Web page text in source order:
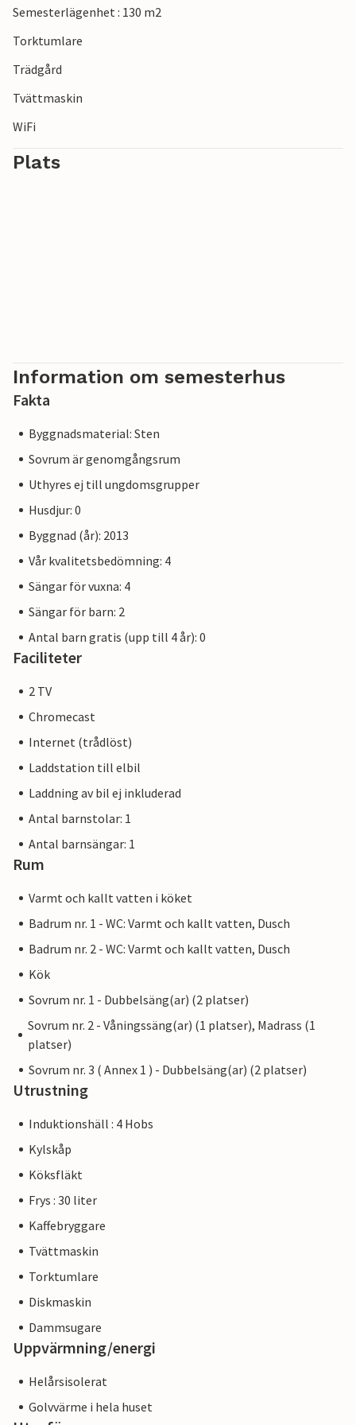
Semesterlägenhet : 130 m2
Torktumlare
Trädgård
Tvättmaskin
WiFi
Plats
Information om semesterhus
Fakta
Byggnadsmaterial: Sten
Sovrum är genomgångsrum
Uthyres ej till ungdomsgrupper
Husdjur: 0
Byggnad (år): 2013
Vår kvalitetsbedömning: 4
Sängar för vuxna: 4
Sängar för barn: 2
Antal barn gratis (upp till 4 år): 0
Faciliteter
2 TV
Chromecast
Internet (trådlöst)
Laddstation till elbil
Laddning av bil ej inkluderad
Antal barnstolar: 1
Antal barnsängar: 1
Rum
Varmt och kallt vatten i köket
Badrum nr. 1 - WC: Varmt och kallt vatten, Dusch
Badrum nr. 2 - WC: Varmt och kallt vatten, Dusch
Kök
Sovrum nr. 1 - Dubbelsäng(ar) (2 platser)
Sovrum nr. 2 - Våningssäng(ar) (1 platser), Madrass (1
platser)
Sovrum nr. 3 ( Annex 1 ) - Dubbelsäng(ar) (2 platser)
Utrustning
Induktionshäll : 4 Hobs
Kylskåp
Köksfläkt
Frys : 30 liter
Kaffebryggare
Tvättmaskin
Torktumlare
Diskmaskin
Dammsugare
Uppvärmning/energi
Helårsisolerat
Golvvärme i hela huset